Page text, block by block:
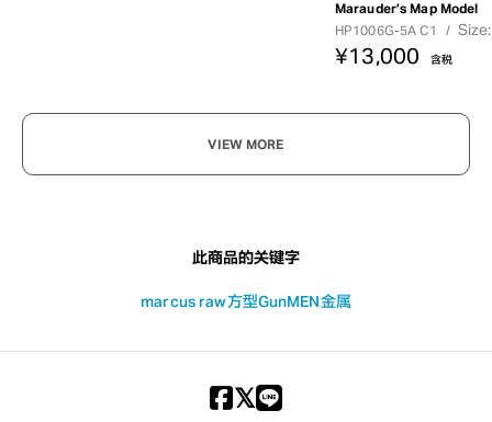
Marauder’s Map Model
HP1006G-5A C1
/
¥13,000 含税
VIEW MORE
此商品的关键字
marcus raw方型GunMEN 金属